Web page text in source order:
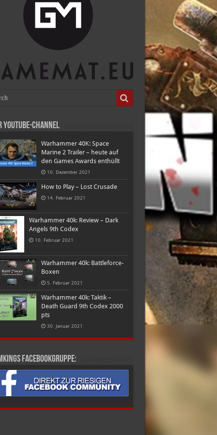
Youtube-Channel
Warhammer 40K: Space
Marine 2 Trailer – heute auf
den Games Awards enthüllt
10. Dezember 2021
How to Play – Lost Crusade
14. Februar 2021
Warhammer 40k: Review – Dark
Angels 9th Codex
10. Februar 2021
Warhammer 40k: Battleforce-
Boxen
5. Februar 2021
Warhammer 40k: Taktik –
Death Guard 9th Codex 2000
pts
30. Januar 2021
Facebookgruppe: